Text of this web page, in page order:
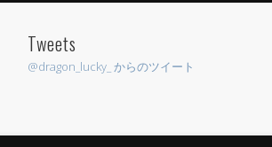
Tweets
@dragon_lucky_ からのツイート